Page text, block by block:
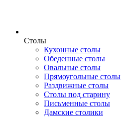
Столы
Кухонные столы
Обеденные столы
Овальные столы
Прямоугольные столы
Раздвижные столы
Столы под старину
Письменные столы
Дамские столики